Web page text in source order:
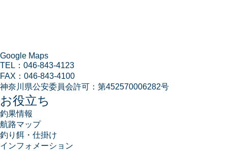
Google Maps
TEL： 046-843-4123
FAX： 046-843-4100
神奈川県公安委員会許可： 第452570006282号
お役立ち
釣果情報
航路マップ
釣り餌・仕掛け
インフォメーション